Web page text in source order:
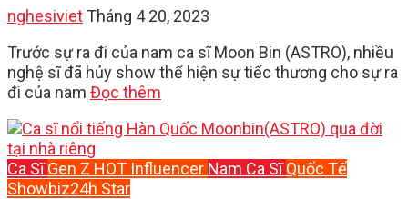
nghesiviet Tháng 4 20, 2023
Trước sự ra đi của nam ca sĩ Moon Bin (ASTRO), nhiều
nghệ sĩ đã hủy show thể hiện sự tiếc thương cho sự ra
đi của nam Đọc thêm
Ca Sĩ Gen Z HOT Influencer Nam Ca Sĩ Quốc Tế
Showbiz24h Star